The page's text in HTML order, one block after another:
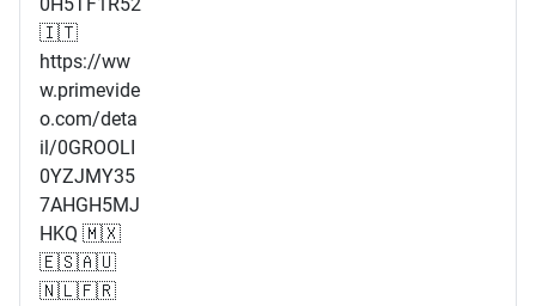
🇮🇹
https://ww
w.primevide
o.com/deta
il/0GROOLI
0YZJMY35
7AHGH5MJ
HKQ 🇲🇽
🇪🇸🇦🇺
🇳🇱🇫🇷